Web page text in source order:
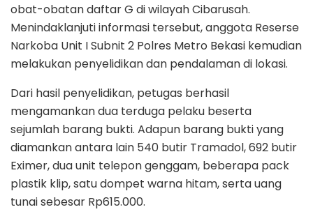
obat-obatan daftar G di wilayah Cibarusah.
Menindaklanjuti informasi tersebut, anggota Reserse
Narkoba Unit I Subnit 2 Polres Metro Bekasi kemudian
melakukan penyelidikan dan pendalaman di lokasi.
Dari hasil penyelidikan, petugas berhasil
mengamankan dua terduga pelaku beserta
sejumlah barang bukti. Adapun barang bukti yang
diamankan antara lain 540 butir Tramadol, 692 butir
Eximer, dua unit telepon genggam, beberapa pack
plastik klip, satu dompet warna hitam, serta uang
tunai sebesar Rp615.000.